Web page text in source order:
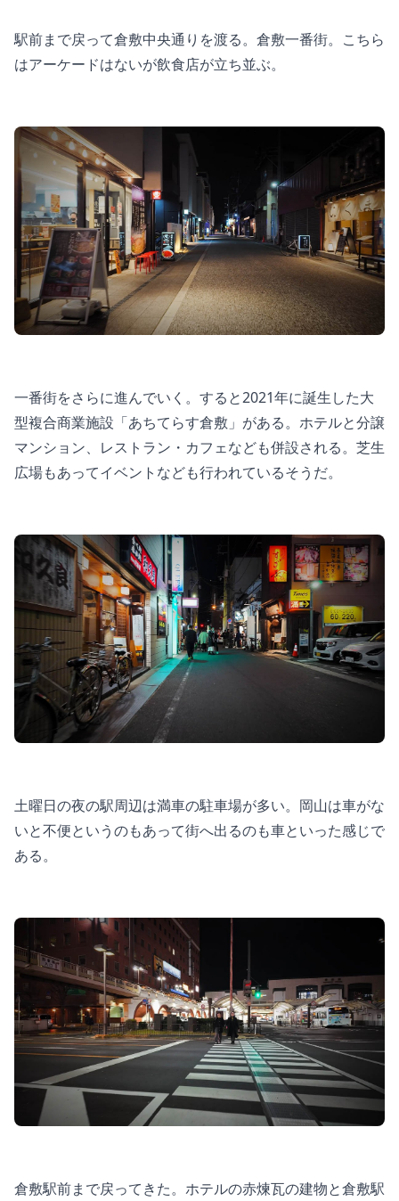
駅前まで戻って倉敷中央通りを渡る。倉敷一番街。こちら
はアーケードはないが飲食店が立ち並ぶ。
一番街をさらに進んでいく。すると2021年に誕生した大
型複合商業施設「あちてらす倉敷」がある。ホテルと分譲
マンション、レストラン・カフェなども併設される。芝生
広場もあってイベントなども行われているそうだ。
土曜日の夜の駅周辺は満車の駐車場が多い。岡山は車がな
いと不便というのもあって街へ出るのも車といった感じで
ある。
倉敷駅前まで戻ってきた。ホテルの赤煉瓦の建物と倉敷駅